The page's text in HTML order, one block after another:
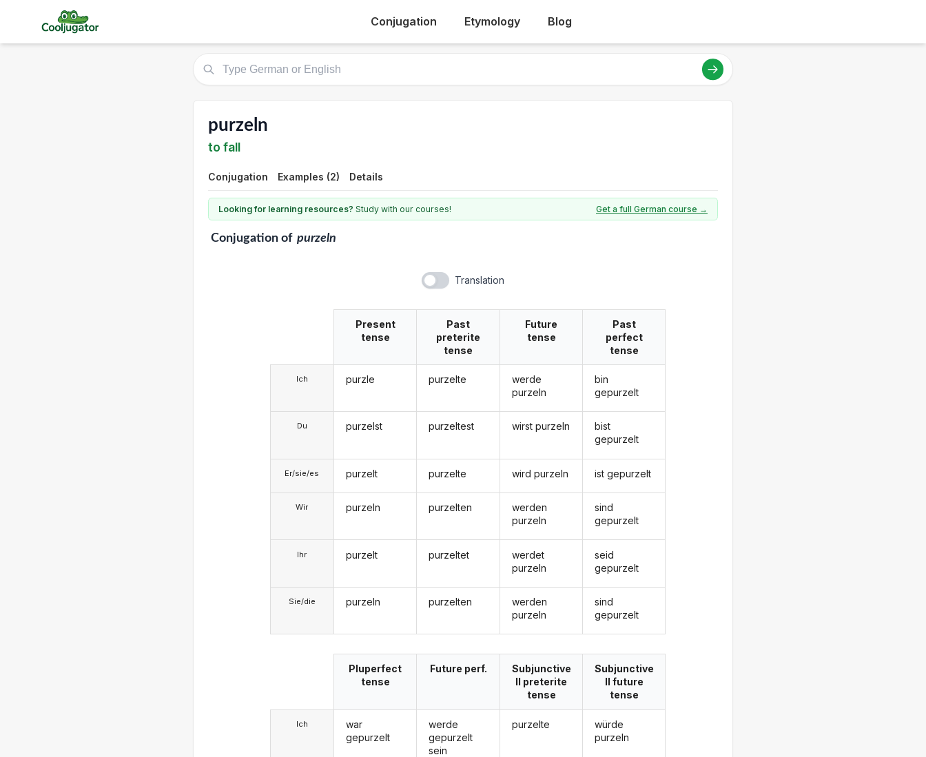
Conjugation Etymology Blog
purzeln
to fall
Conjugation Examples (2) Details
Looking for learning resources? Study with our courses! Get a full German course →
Conjugationof purzeln
Translation
Ich
Du
Er/sie/es
Wir
Ihr
Sie/die
Present
tense
purzle
purzelst
purzelt
purzeln
purzelt
purzeln
Past
preterite
tense
purzelte
purzeltest
purzelte
purzelten
purzeltet
purzelten
Future
tense
werde
purzeln
wirst purzeln
wird purzeln
werden
purzeln
werdet
purzeln
werden
purzeln
Past
perfect
tense
bin
gepurzelt
bist
gepurzelt
ist gepurzelt
sind
gepurzelt
seid
gepurzelt
sind
gepurzelt
Ich
Pluperfect
tense
war
gepurzelt
Future perf.
werde
gepurzelt
sein
Subjunctive
II preterite
tense
purzelte
Subjunctive
II future
tense
würde
purzeln